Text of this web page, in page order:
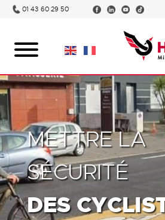
01 43 60 29 50
METTRE LA
SÉCURITÉ
DES